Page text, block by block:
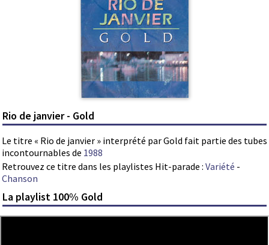
Rio de janvier - Gold
Le titre « Rio de janvier » interprété par Gold fait partie des tubes
incontournables de 1988
Retrouvez ce titre dans les playlistes Hit-parade : Variété -
Chanson
La playlist 100% Gold